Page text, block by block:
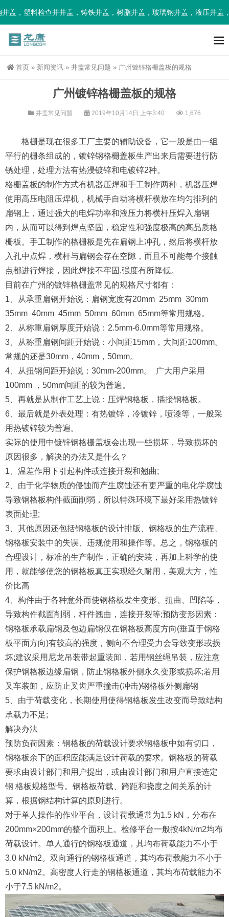
，塑料检查井井盖，铸铁井盖，树脂井盖，玻璃钢井盖，液压井盖，
首页 » 新闻资讯 » 井盖常见问题 » 广州镀锌格栅盖板的规格
广州镀锌格栅盖板的规格
井盖常见问题 2019年10月14日 上午3:40 1,676
格栅是现在很多工厂主要的辅助设备，它一般是由一组
平行的栅条组成的，镀锌钢格栅盖板生产出来后需要进行防
锈处理，处理方法有热浸镀锌和电镀锌2种。
格栅盖板的制作方式有机器压焊和手工制作两种，机器压焊
使用高压电阻压焊机，机械手自动将横杆横放在均匀排列的
扁钢上，通过强大的电焊功率和液压力将横杆压焊入扁钢
内，从而可以得到焊点坚固，稳定性和强度极高的高品质格
栅板。手工制作的格栅板是先在扁钢上冲孔，然后将横杆放
入孔中点焊，横杆与扁钢会存在空隙，而且不可能每个接触
点都进行焊接，因此焊接不牢固,强度有所降低。
目前在广州的镀锌格栅盖常见的规格尺寸都有：
1、从承重扁钢开始说：扁钢宽度有20mm 25mm 30mm
35mm 40mm 45mm 50mm 60mm 65mm等常用规格。
2、从称重扁钢厚度开始说：2.5mm-6.0mm等常用规格。
3、从称重扁钢间距开始说：小间距15mm，大间距100mm。
常规的还是30mm，40mm，50mm。
4、从扭钢间距开始说：30mm-200mm。 广大用户采用
100mm ，50mm间距的较为普遍。
5、再就是从制作工艺上说：压焊钢格板，插接钢格板。
6、最后就是外表处理：有热镀锌，冷镀锌，喷漆等，一般采
用热镀锌较为普遍。
实际的使用中镀锌钢格栅盖板会出现一些损坏，导致损坏的
原因很多，解决的办法又是什么？
1、温差作用下引起构件或连接开裂和翘曲;
2、由于化学物质的侵蚀而产生腐蚀还有更严重的电化学腐蚀
导致钢格板构件截面削弱，所以特殊环境下最好采用热镀锌
表面处理;
3、其他原因还包括钢格板的设计排版、钢格板的生产流程、
钢格板安装中的失误、违规使用和操作等。总之，钢格板的
合理设计，标准的生产制作，正确的安装，再加上科学的使
用，就能够使您的钢格板真正实现经久耐用，美观大方，性
价比高
4、构件由于各种意外而使钢格板发生变形、扭曲、凹陷等，
导致构件截面削弱，杆件翘曲，连接开裂等;预防变形因素：
钢格板承载扁钢及包边扁钢仅在钢格板高度方向(垂直于钢格
板平面方向)有较高的强度，侧向不合理受力会导致变形或损
坏;建议采用尼龙吊装带起重装卸，若用钢丝绳吊装，应注意
保护钢格板边缘扁钢，防止钢格板外侧永久变形或损坏;若用
叉车装卸，应防止叉齿严重撞击(冲击)钢格板外侧扁钢
5、由于荷载变化，长期使用使得钢格板发生改变而导致结构
承载力不足;
解决办法
预防负荷因素：钢格板的荷载设计要求钢格板中如有切口，
钢格板余下的面积应能满足设计荷载的要求。钢格板的荷载
要求由设计部门和用户提出，或由设计部门和用户直接选定
钢 格板规格型号。钢格板荷载、跨距和挠度之间关系的计
算，根据钢结构计算的原则进行。
对于单人操作的作业平台，设计荷载通常为1.5 kN，分布在
200mm×200mm的整个面积上。检修平台一般按4kN/m2均布
荷载设计。单人通行的钢格板通道，其均布荷载能力不小于
3.0 kN/m2。双向通行的钢格板通道，其均布荷载能力不小于
5.0 kN/m2。高密度人行走的钢格板通道，其均布荷载能力不
小于7.5 kN/m2。